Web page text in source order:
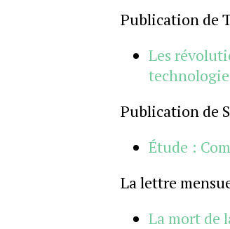
Publication de
Les
technologie
Publication de
Étude :
La lettre
La mort de